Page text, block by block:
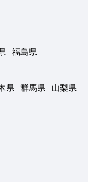
福島県
県 群馬県
山梨県